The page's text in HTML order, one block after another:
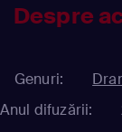
Despre
Genuri:
Anul difuzării: